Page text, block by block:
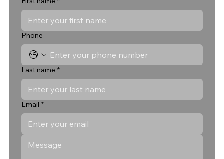
Phone
Last name *
Email *